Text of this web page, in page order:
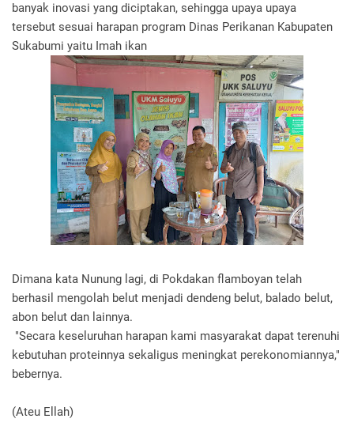
banyak inovasi yang diciptakan, sehingga upaya upaya
tersebut sesuai harapan program Dinas Perikanan Kabupaten
Sukabumi yaitu Imah ikan
Dimana kata Nunung lagi, di Pokdakan flamboyan telah
berhasil mengolah belut menjadi dendeng belut, balado belut,
abon belut dan lainnya.
"Secara keseluruhan harapan kami masyarakat dapat terenuhi
kebutuhan proteinnya sekaligus meningkat perekonomiannya,"
bebernya.
(Ateu Ellah)